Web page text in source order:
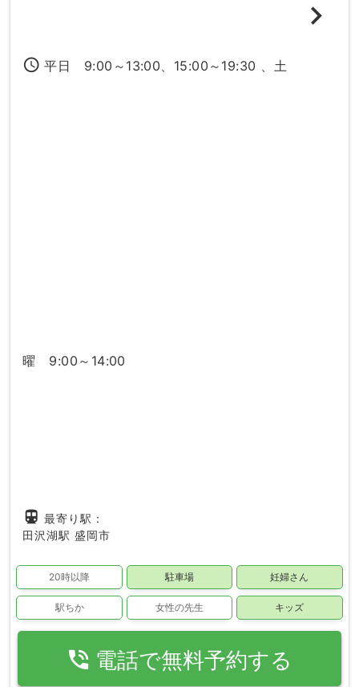
access_time 平日 9:00～13:00、15:00～19:30 、土
曜 9:00～14:00
directions_subway 最寄り駅：
田沢湖駅 盛岡市
20時以降 駐車場 妊婦さん
駅ちか 女性の先生 キッズ
phone_in_talk 電話で無料予約する